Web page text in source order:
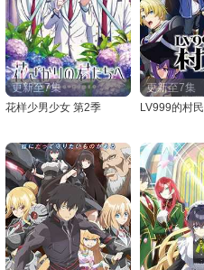
更新至7集
花样少男少女 第2季
更新至7集
LV999的村民